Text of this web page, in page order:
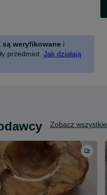
są weryfikowane i
przedmiot. Jak działają
Zobacz wszystkie